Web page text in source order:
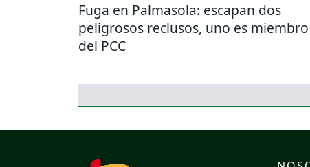
Fuga en Palmasola: escapan dos
peligrosos reclusos, uno es miembro
del PCC